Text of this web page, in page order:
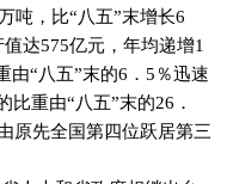
吨，比“八五”末增长6
值达575亿元，年均递增1
由“八五”末的6 ． 5 ％迅速
比重由“八五”末的26 ．
原先全国第四位跃居第三